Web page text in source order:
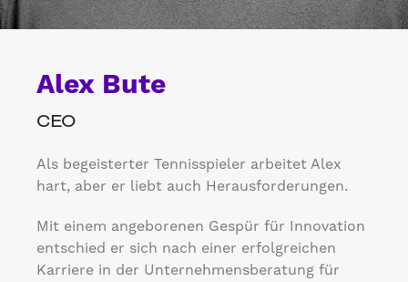
Alex Bute
CEO
Als begeisterter Tennisspieler arbeitet Alex
hart, aber er liebt auch Herausforderungen.
Mit einem angeborenen Gespür für Innovation
entschied er sich nach einer erfolgreichen
Karriere in der Unternehmensberatung für